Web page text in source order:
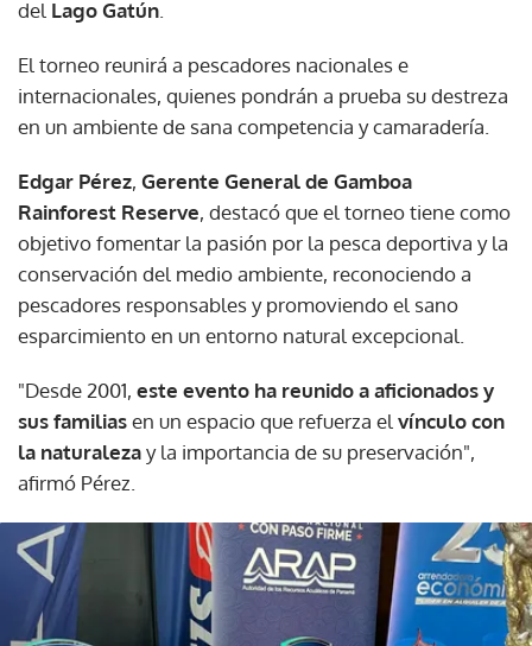
del Lago Gatún.
El torneo reunirá a pescadores nacionales e
internacionales, quienes pondrán a prueba su destreza
en un ambiente de sana competencia y camaradería.
Edgar Pérez, Gerente General de Gamboa
Rainforest Reserve, destacó que el torneo tiene como
objetivo fomentar la pasión por la pesca deportiva y la
conservación del medio ambiente, reconociendo a
pescadores responsables y promoviendo el sano
esparcimiento en un entorno natural excepcional.
"Desde 2001, este evento ha reunido a aficionados y
sus familiasen un espacio que refuerza elvínculo con
la naturalezay la importancia de su preservación",
afirmó Pérez.